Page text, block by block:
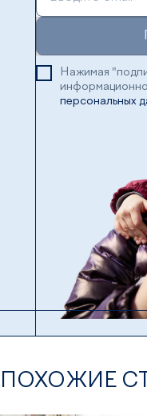
Нажимая
персональных
ПОХОЖИЕ